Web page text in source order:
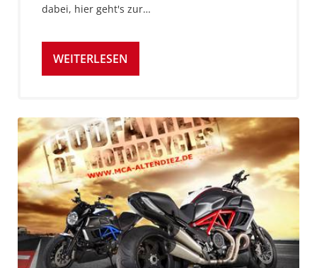
dabei, hier geht's zur…
WEITERLESEN